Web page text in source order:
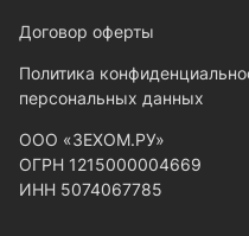
Договор оферты
Политика
персональных данных
ООО «ЗЕХОМ.РУ»
ОГРН 1215000004669
ИНН 5074067785